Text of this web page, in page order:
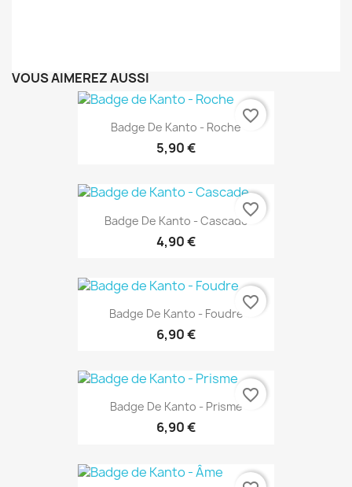
VOUS AIMEREZ AUSSI
Badge De Kanto - Roche
5,90 €
favorite_border
Badge De Kanto - Cascade
4,90 €
favorite_border
Badge De Kanto - Foudre
6,90 €
favorite_border
Badge De Kanto - Prisme
6,90 €
favorite_border